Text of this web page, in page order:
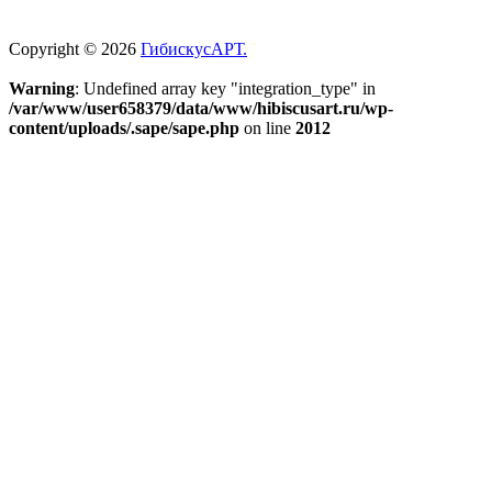
Copyright © 2026 ГибискусАРТ.
Warning: Undefined array key "integration_type" in
/var/www/user658379/data/www/hibiscusart.ru/wp-
content/uploads/.sape/sape.php on line 2012